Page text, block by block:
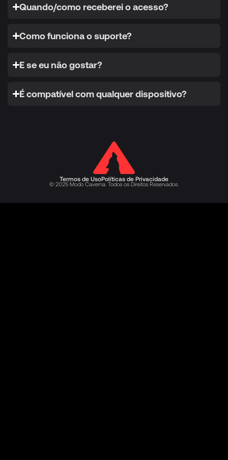
Quando/como receberei o acesso?
Como funciona o suporte?
E se eu não gostar?
É compatível com qualquer dispositivo?
Termos de UsoPolíticas de Privacidade
© 2025 Modo Caverna. Todos os Direitos Reservados.